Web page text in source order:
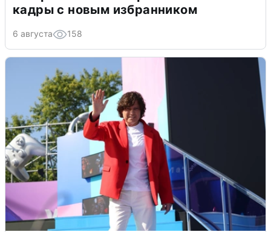
кадры с новым избранником
6 августа 158